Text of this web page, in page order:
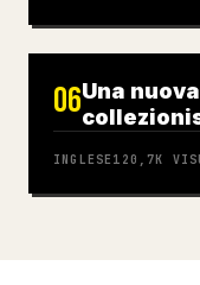
06Una
INGLESE 120,7K